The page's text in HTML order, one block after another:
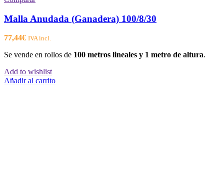
Malla Anudada (Ganadera) 100/8/30
77,44€ IVA incl.
Se vende en rollos de 100 metros lineales y 1 metro de altura.
Add to wishlist
Añadir al carrito